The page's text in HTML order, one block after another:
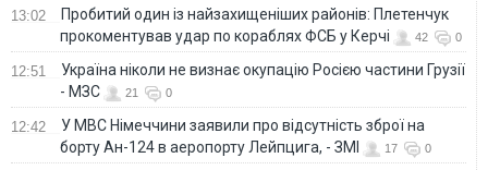
13:02
Пробитий один із найзахищеніших районів: Плетенчук
прокоментував удар по кораблях ФСБ у Керчі
42 0
12:51
Україна ніколи не визнає окупацію Росією частини Грузії
- МЗС
21 0
12:42
У МВС Німеччини заявили про відсутність зброї на
борту Ан-124 в аеропорту Лейпцига, - ЗМІ
17 0